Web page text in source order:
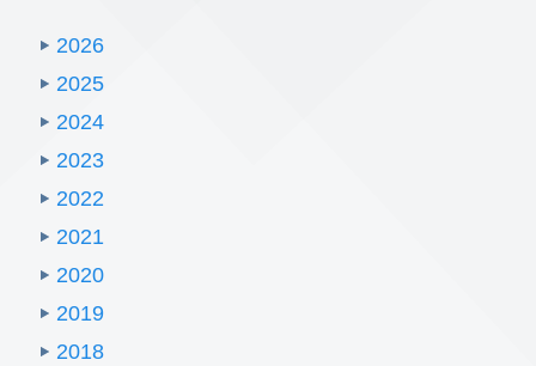
2026
2025
2024
2023
2022
2021
2020
2019
2018